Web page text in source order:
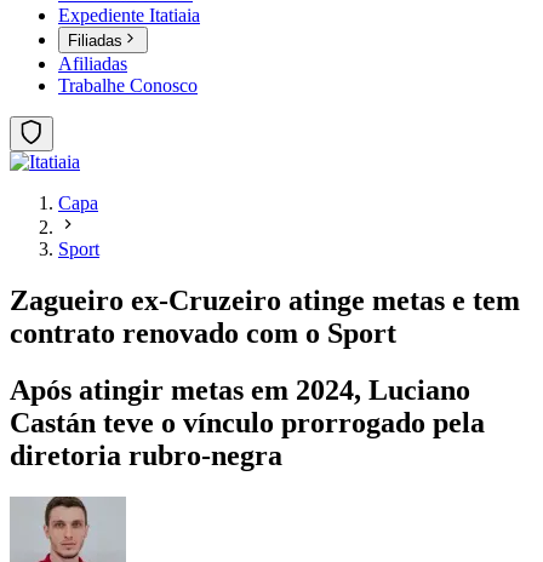
Expediente Itatiaia
Filiadas
Afiliadas
Trabalhe Conosco
Capa
Sport
Zagueiro ex-Cruzeiro atinge metas e tem
contrato renovado com o Sport
Após atingir metas em 2024, Luciano
Castán teve o vínculo prorrogado pela
diretoria rubro-negra